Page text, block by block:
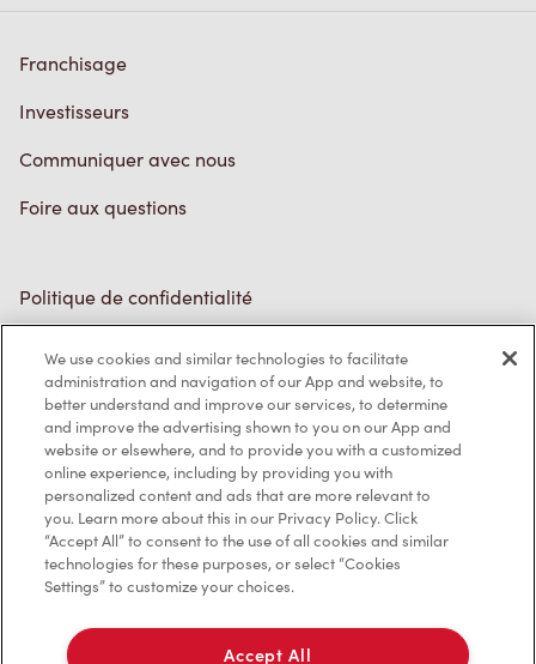
Franchisage
Investisseurs
Communiquer avec nous
Foire aux questions
Politique de confidentialité
Marques de commerce
Accessibilité
Diagnostic
Contactez-nous
We use cookies and similar technologies to facilitate
administration and navigation of our App and website, to
better understand and improve our services, to determine
and improve the advertising shown to you on our App and
website or elsewhere, and to provide you with a customized
online experience, including by providing you with
personalized content and ads that are more relevant to
you. Learn more about this in our Privacy Policy. Click
“Accept All” to consent to the use of all cookies and similar
technologies for these purposes, or select “Cookies
Settings” to customize your choices.
Accept All